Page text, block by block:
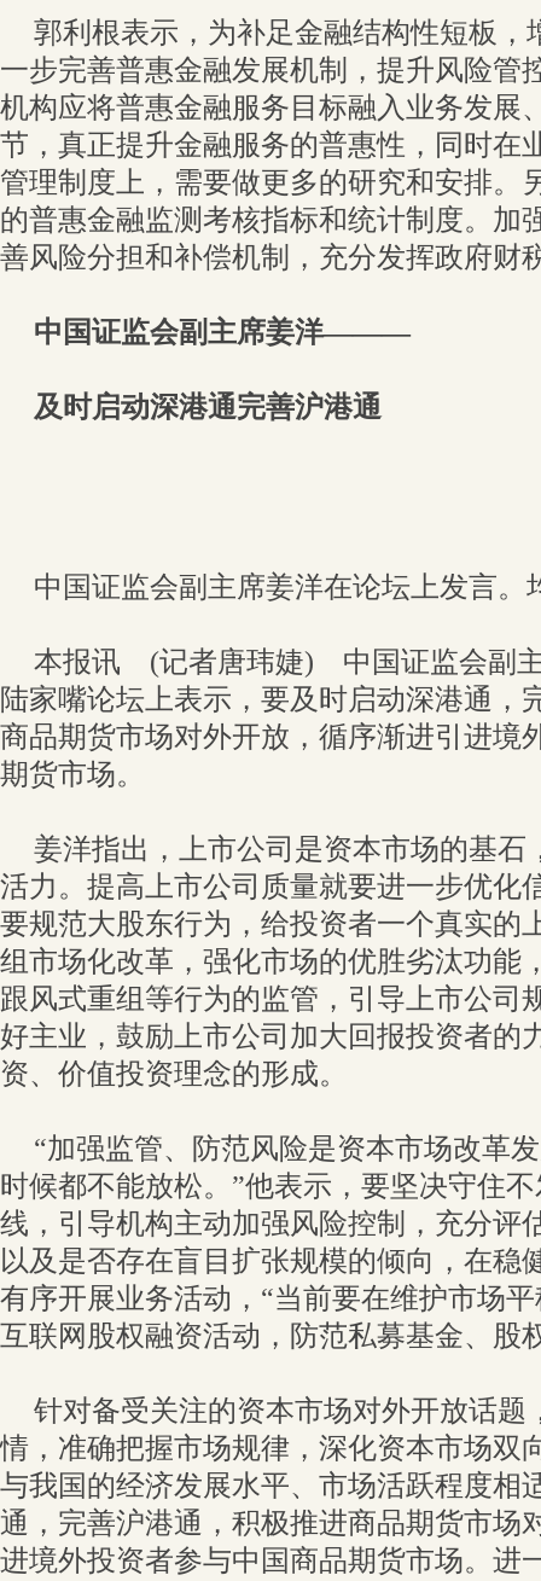
郭利根表示，为补足金融结构性短板，
一步完善普惠金融发展机制，提升风险管
机构应将普惠金融服务目标融入业务发展
节，真正提升金融服务的普惠性，同时在
管理制度上，需要做更多的研究和安排。
的普惠金融监测考核指标和统计制度。加
善风险分担和补偿机制，充分发挥政府财
中国证监会副主席姜洋———
及时启动深港通完善沪港通
中国证监会副主席姜洋在论坛上发言。
本报讯 (记者唐玮婕) 中国证监会副
陆家嘴论坛上表示，要及时启动深港通，
商品期货市场对外开放，循序渐进引进境
期货市场。
姜洋指出，上市公司是资本市场的基石
活力。提高上市公司质量就要进一步优化
要规范大股东行为，给投资者一个真实的
组市场化改革，强化市场的优胜劣汰功能
跟风式重组等行为的监管，引导上市公司
好主业，鼓励上市公司加大回报投资者的
资、价值投资理念的形成。
“加强监管、防范风险是资本市场改革
时候都不能放松。”他表示，要坚决守住
线，引导机构主动加强风险控制，充分评
以及是否存在盲目扩张规模的倾向，在稳
有序开展业务活动，“当前要在维护市场
互联网股权融资活动，防范私募基金、股
针对备受关注的资本市场对外开放话题
情，准确把握市场规律，深化资本市场双
与我国的经济发展水平、市场活跃程度相
通，完善沪港通，积极推进商品期货市场
进境外投资者参与中国商品期货市场。进